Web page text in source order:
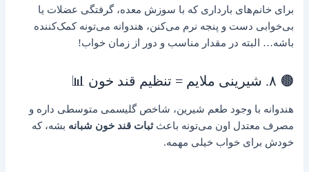
برای خانم‌های بارداری که با سوزش معده، گرفتگی عضلات یا
بی‌خوابی دست و پنجه نرم می‌کنن، هندوانه می‌تونه کمک‌کننده
باشه… البته در مقدار مناسب و دور از زمان خواب!
🟤 ۸. شیرینی ملایم = تنظیم قند خون 📊
هندوانه با وجود طعم شیرین، شاخص گلیسمی متوسطی داره و
مصرف معتدل اون می‌تونه باعثثبات قند خون شبانه بشه، که
خودش برای خواب خیلی مهمه.